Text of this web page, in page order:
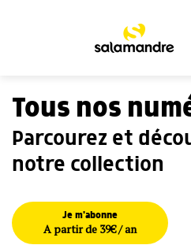
Tous nos
Parcourez et
notre collection
Je m'abonne
A partir de 39€ / an